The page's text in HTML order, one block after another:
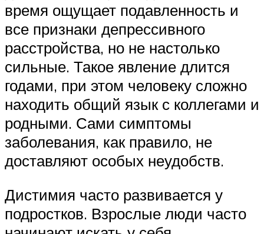
время ощущает подавленность и
все признаки депрессивного
расстройства, но не настолько
сильные. Такое явление длится
годами, при этом человеку сложно
находить общий язык с коллегами и
родными. Сами симптомы
заболевания, как правило, не
доставляют особых неудобств.
Дистимия часто развивается у
подростков. Взрослые люди часто